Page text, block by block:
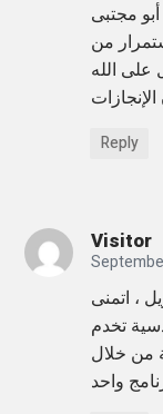
من
على الله
Reply
Visitor
، اتمنى
تخدم
من خلال